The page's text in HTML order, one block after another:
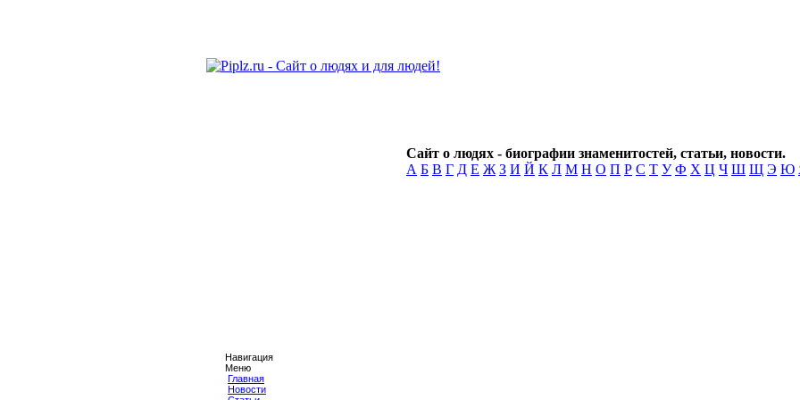
Сайт о людях - биографии знаменитостей, статьи, новости.
А Б В Г Д Е Ж З И Й К Л М Н О П Р С Т У Ф Х Ц Ч Ш Щ Э Ю
Навигация
Меню
Главная
Новости